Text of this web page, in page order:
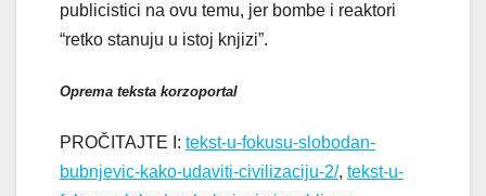
publicistici na ovu temu, jer bombe i reaktori
“retko stanuju u istoj knjizi”.
Oprema teksta korzoportal
PROČITAJTE I: tekst-u-fokusu-slobodan-
bubnjevic-kako-udaviti-civilizaciju-2/, tekst-u-